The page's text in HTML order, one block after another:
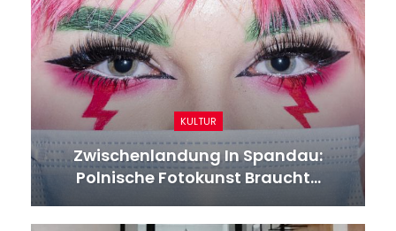
KULTUR
Zwischenlandung In Spandau:
Polnische Fotokunst Braucht…